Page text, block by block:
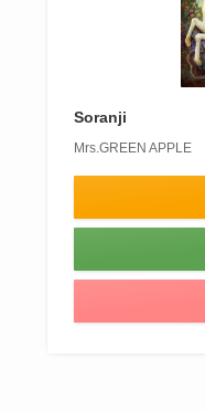
Soranji
Mrs.GREEN APPLE